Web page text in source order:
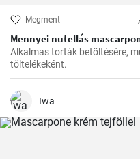
Megment
Mennyei nutellás
Alkalmas torták betöltésére,
töltelékeként.
Iwa